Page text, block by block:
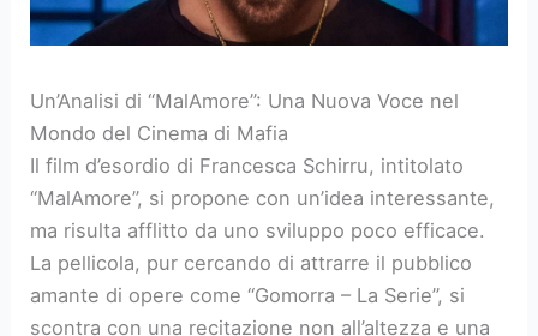
Un’Analisi di “MalAmore”: Una Nuova Voce nel
Mondo del Cinema di Mafia
Il film d’esordio di Francesca Schirru, intitolato
“MalAmore”, si propone con un’idea interessante,
ma risulta afflitto da uno sviluppo poco efficace.
La pellicola, pur cercando di attrarre il pubblico
amante di opere come “Gomorra – La Serie”, si
scontra con una recitazione non all’altezza e una